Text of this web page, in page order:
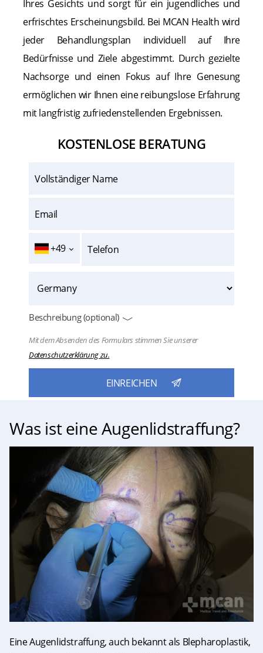
Ihres Gesichts und sorgt für ein jugendliches und
erfrischtes Erscheinungsbild. Bei MCAN Health wird
jeder Behandlungsplan individuell auf Ihre
Bedürfnisse und Ziele abgestimmt. Durch gezielte
Nachsorge und einen Fokus auf Ihre Genesung
ermöglichen wir Ihnen eine reibungslose Erfahrung
mit langfristig zufriedenstellenden Ergebnissen.
KOSTENLOSE BERATUNG
+49
Beschreibung (optional)
Mit dem Absenden des Formulars stimmen Sie unserer
Datenschutzerklärung zu.
Was ist eine Augenlidstraffung?
Eine Augenlidstraffung, auch bekannt als Blepharoplastik,